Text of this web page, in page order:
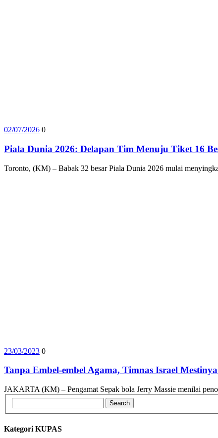
02/07/2026 0
Piala Dunia 2026: Delapan Tim Menuju Tiket 16
Toronto, (KM) – Babak 32 besar Piala Dunia 2026 mulai
23/03/2023 0
Tanpa Embel-embel Agama, Timnas Israel
JAKARTA (KM) – Pengamat Sepak bola Jerry Massie menilai
Kategori KUPAS